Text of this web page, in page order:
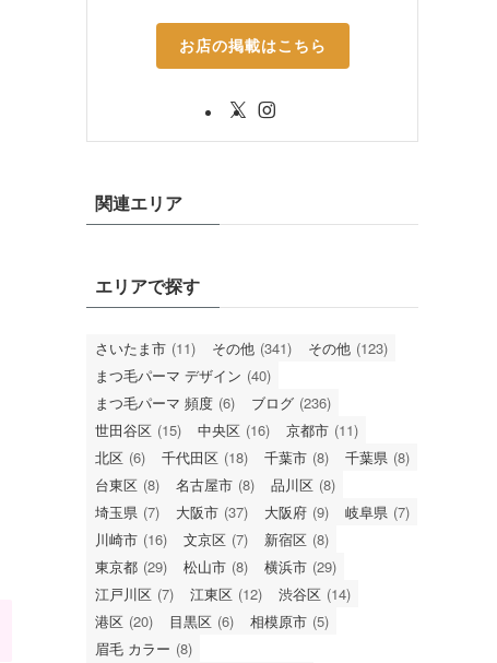
お店の掲載はこちら
関連エリア
エリアで探す
さいたま市 (11) その他 (341) その他 (123)
まつ毛パーマ デザイン (40)
まつ毛パーマ 頻度 (6) ブログ (236)
世田谷区 (15) 中央区 (16) 京都市 (11)
北区 (6) 千代田区 (18) 千葉市 (8) 千葉県 (8)
台東区 (8) 名古屋市 (8) 品川区 (8)
埼玉県 (7) 大阪市 (37) 大阪府 (9) 岐阜県 (7)
川崎市 (16) 文京区 (7) 新宿区 (8)
東京都 (29) 松山市 (8) 横浜市 (29)
江戸川区 (7) 江東区 (12) 渋谷区 (14)
港区 (20) 目黒区 (6) 相模原市 (5)
眉毛 カラー (8)